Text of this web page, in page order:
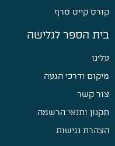
קורס קייט סרף
בית הספר לגלישה
עלינו
מיקום ודרכי הגעה
צור קשר
תקנון ותנאי הרשמה
הצהרת נגישות